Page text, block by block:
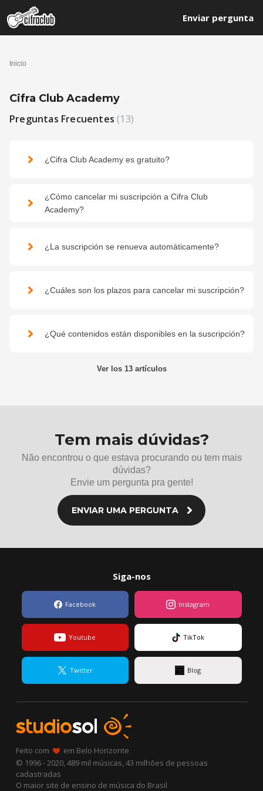
Enviar pergunta
Inicio
Cifra Club Academy
Preguntas Frecuentes 13
¿Cifra Club Academy es gratuito?
¿Cómo cancelar mi suscripción a Cifra Club
Academy?
¿La suscripción se renueva automáticamente?
¿Cuáles son los plazos para cancelar mi suscripción?
¿Qué contenidos están disponibles en la suscripción?
Ver los 13 artículos
Tem mais dúvidas?
Não encontrou o que estava procurando ou tem mais
dúvidas?
Envie um pergunta pra gente!
ENVIAR UMA PERGUNTA
Siga-nos
Facebook Instagram
Youtube TikTok
Twitter Blog
Feito com
em Belo Horizonte
© 1996 - 2020, 489 mil músicas, 43 milhões de pessoas
cadastradas
O maior site de ensino de música do Brasil